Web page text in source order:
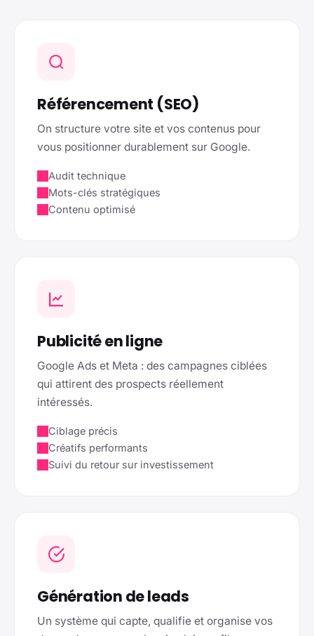
Référencement (SEO)
On structure votre site et vos contenus pour
vous positionner durablement sur Google.
Audit technique
Mots-clés stratégiques
Contenu optimisé
Publicité en ligne
Google Ads et Meta : des campagnes ciblées
qui attirent des prospects réellement
intéressés.
Ciblage précis
Créatifs performants
Suivi du retour sur investissement
Génération de leads
Un système qui capte, qualifie et organise vos